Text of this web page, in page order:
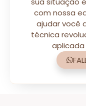
com nossa
ajudar você
técnica
aplicada